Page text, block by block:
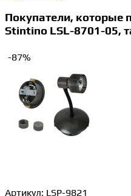
Покупатели, которые
Stintino LSL-8701-05,
-87%
Артикул: LSP-9821